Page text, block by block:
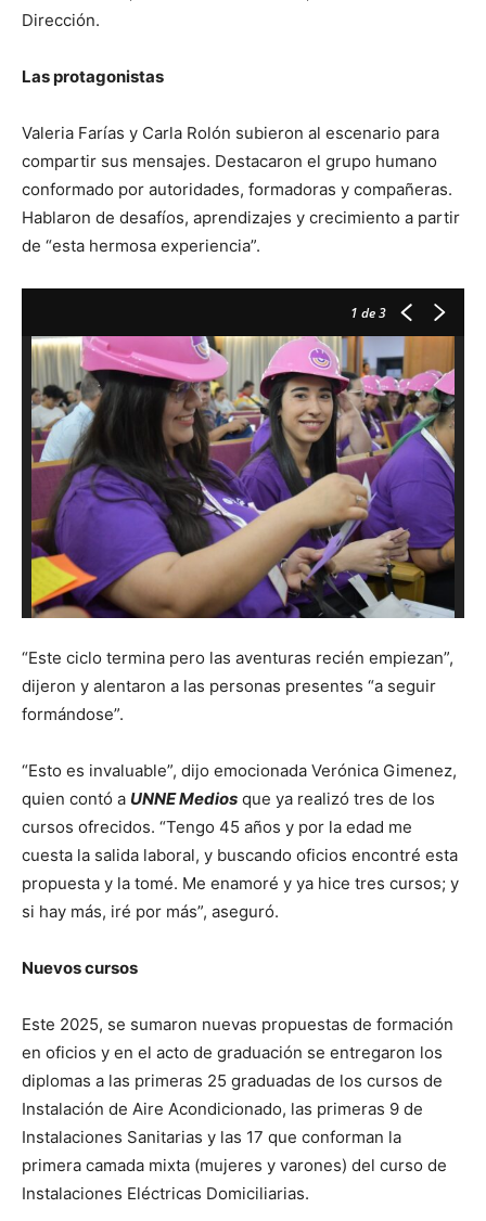
Dirección.
Las protagonistas
Valeria Farías y Carla Rolón subieron al escenario para
compartir sus mensajes. Destacaron el grupo humano
conformado por autoridades, formadoras y compañeras.
Hablaron de desafíos, aprendizajes y crecimiento a partir
de “esta hermosa experiencia”.
1 de 3
“Este ciclo termina pero las aventuras recién empiezan”,
dijeron y alentaron a las personas presentes “a seguir
formándose”.
“Esto es invaluable”, dijo emocionada Verónica Gimenez,
quien contó a UNNE Medios que ya realizó tres de los
cursos ofrecidos. “Tengo 45 años y por la edad me
cuesta la salida laboral, y buscando oficios encontré esta
propuesta y la tomé. Me enamoré y ya hice tres cursos; y
si hay más, iré por más”, aseguró.
Nuevos cursos
Este 2025, se sumaron nuevas propuestas de formación
en oficios y en el acto de graduación se entregaron los
diplomas a las primeras 25 graduadas de los cursos de
Instalación de Aire Acondicionado, las primeras 9 de
Instalaciones Sanitarias y las 17 que conforman la
primera camada mixta (mujeres y varones) del curso de
Instalaciones Eléctricas Domiciliarias.